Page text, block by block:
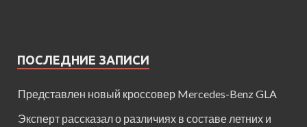
ПОСЛЕДНИЕ ЗАПИСИ
Представлен новый кроссовер Mercedes-Benz GLA
Эксперт рассказал о различиях в составе летних и